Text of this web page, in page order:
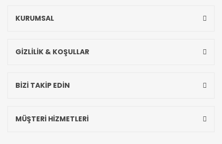
KURUMSAL
GİZLİLİK & KOŞULLAR
BİZİ TAKİP EDİN
MÜŞTERİ HİZMETLERİ